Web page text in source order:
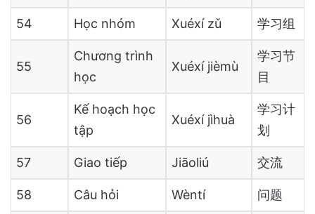
54 Học nhóm Xuéxí zǔ 学习组
55
Chương trình
học
Xuéxí jièmù
学习节
目
56
Kế hoạch học
tập
Xuéxí jìhuà
学习计
划
57 Giao tiếp Jiāoliú 交流
58 Câu hỏi Wèntí 问题